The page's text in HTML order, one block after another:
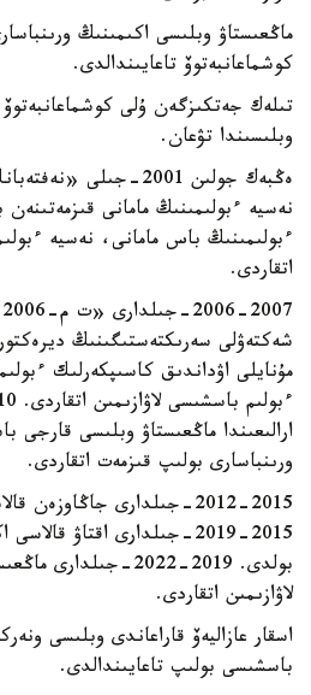
ماڭعىستاۋ وبلىسى اكىمىنىڭ
كوشماعانبەتوۆ تاعايىندالدى.
وبلىسىندا تۋعان.
ەڭبەك جولىن 2001-جىلى
نەسيە ءبولىمىنىڭ مامانى
ءبولىمىنىڭ باس مامانى، نەسيە
اتقاردى.
مۇنايلى اۋداندىق كاسىپكەرلىك
ارالىعىندا ماڭعىستاۋ وبلىسى قارجى
ورىنباسارى بولىپ قىزمەت اتقاردى.
2012-2015-جىلدارى
2015-2019-جىلدارى اقتاۋ
بولدى. 2019-2022-
لاۋازىمىن اتقاردى.
اسقار عازاليەۆ قاراعاندى وبلىسى
باسشىسى بولىپ تاعايىندالدى.